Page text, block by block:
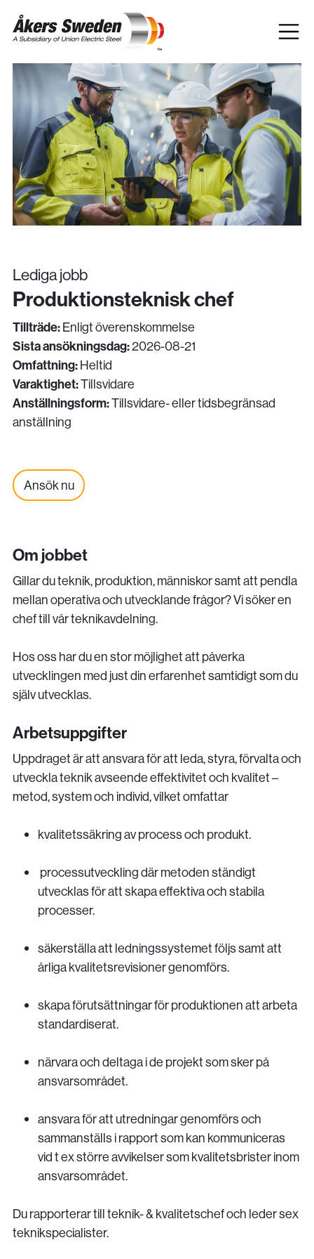
Lediga jobb
Produktionsteknisk chef
Tillträde:Enligt överenskommelse
Sista ansökningsdag:2026-08-21
Omfattning:Heltid
Varaktighet:Tillsvidare
Anställningsform:Tillsvidare- eller tidsbegränsad
anställning
Ansök nu
Om jobbet
Gillar du teknik, produktion, människor samt att pendla
mellan operativa och utvecklande frågor? Vi söker en
chef till vår teknikavdelning.
Hos oss har du en stor möjlighet att påverka
utvecklingen med just din erfarenhet samtidigt som du
själv utvecklas.
Arbetsuppgifter
Uppdraget är att ansvara för att leda, styra, förvalta och
utveckla teknik avseende effektivitet och kvalitet –
metod, system och individ, vilket omfattar
kvalitetssäkring av process och produkt.
processutveckling där metoden ständigt
utvecklas för att skapa effektiva och stabila
processer.
säkerställa att ledningssystemet följs samt att
årliga kvalitetsrevisioner genomförs.
skapa förutsättningar för produktionen att arbeta
standardiserat.
närvara och deltaga i de projekt som sker på
ansvarsområdet.
ansvara för att utredningar genomförs och
sammanställs i rapport som kan kommuniceras
vid t ex större avvikelser som kvalitetsbrister inom
ansvarsområdet.
Du rapporterar till teknik- & kvalitetschef och leder sex
teknikspecialister.